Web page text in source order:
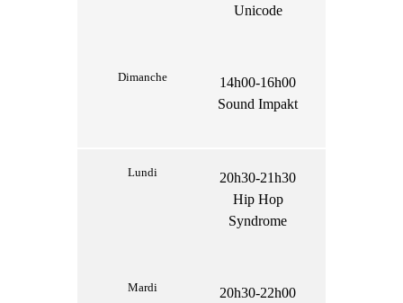
Unicode
Dimanche
14h00-16h00
Sound Impakt
Lundi
20h30-21h30
Hip Hop
Syndrome
Mardi
20h30-22h00